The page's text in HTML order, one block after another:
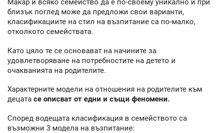
Макар и всяко семейство да е по-своему уникално и при
близък поглед може да предложи свои варианти,
класификациите на стил на възпитание са по-малко,
отколкото семействата.
Като цяло те се основават на начините за
удовлетворяване на потребностите на детето и
очакванията на родителите.
Характерните модели на отношения на родителите към
децата се описват от едни и същи феномени.
Според водещата класификация в семейството са
възможни 3 модела на възпитание: